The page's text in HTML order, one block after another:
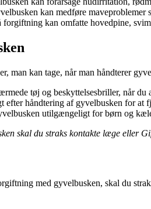
kan medføre maveproblemer
forgiftning kan omfatte hovedpine,
man kan tage, når man håndterer
tøj og beskyttelsesbriller, når du
efter håndtering af gyvelbusken for at
utilgængeligt for børn og
skal du straks kontakte læge eller
med gyvelbusken, skal du